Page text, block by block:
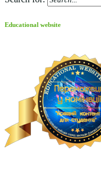
Educational website